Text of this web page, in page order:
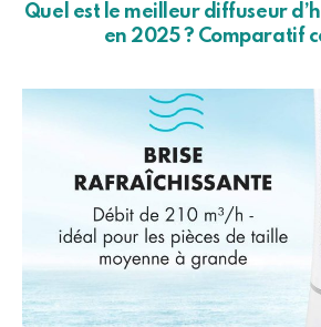
Quel est le meilleur diffuseur
en 2025 ? Comparatif